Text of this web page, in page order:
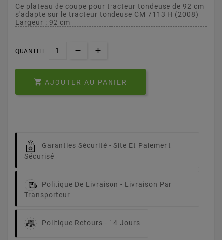
Ce plateau de coupe pour tracteur tondeuse de 92 cm
s'adapte sur le tracteur tondeuse CM 7113 H (2008)
Largeur : 92 cm
QUANTITÉ
 AJOUTER AU PANIER
Garanties Sécurité - Site Et Paiement
Sécurisé
Politique De Livraison - Livraison Par
Transporteur
Politique Retours - 14 Jours